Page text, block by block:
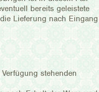
bereits geleistete
Lieferung nach Eingang
stehenden